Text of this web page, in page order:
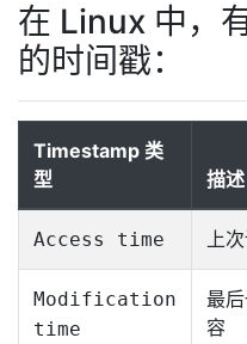
在 Linux 中，
的时间戳：
Timestamp 类
型
描述
Access time 上
Modification
time
最
容